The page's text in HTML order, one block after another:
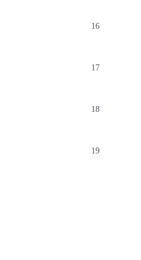
16
17
18
19